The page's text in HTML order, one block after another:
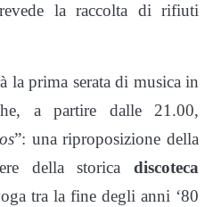
la raccolta di rifiuti
la prima serata di musica in
a partire dalle 21.00,
”: una riproposizione della
della storica discoteca
tra la fine degli anni ‘80